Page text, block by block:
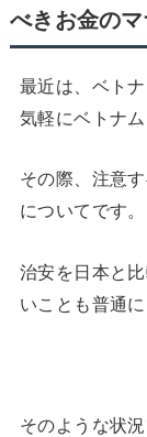
べきお金の
最近は、ベト
気軽にベトナ
その際、注意
についてです。
治安を日本と
いことも普通
そのような状